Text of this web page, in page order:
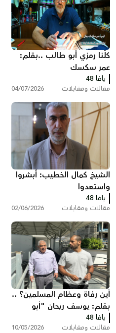
كلّنا رمزي أبو طالب ..بقلم:
عمر سكسك
يافا 48
مقالات ومقابلات 04/07/2026
الشيخ كمال الخطيب: أبشروا
واستعدوا
يافا 48
مقالات ومقابلات 02/06/2026
أين رفاة وعظام المسلمين؟ ..
بقلم: يوسف ريحان "أبو
حسام"
يافا 48
مقالات ومقابلات 10/05/2026